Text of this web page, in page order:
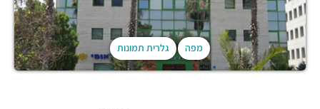
מפה גלרית תמונות